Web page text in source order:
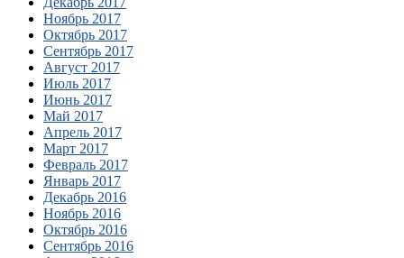
Ноябрь 2017
Октябрь 2017
Сентябрь 2017
Август 2017
Июль 2017
Июнь 2017
Май 2017
Апрель 2017
Март 2017
Февраль 2017
Январь 2017
Декабрь 2016
Ноябрь 2016
Октябрь 2016
Сентябрь 2016